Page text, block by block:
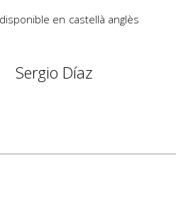
en castellà anglès
Sergio Díaz